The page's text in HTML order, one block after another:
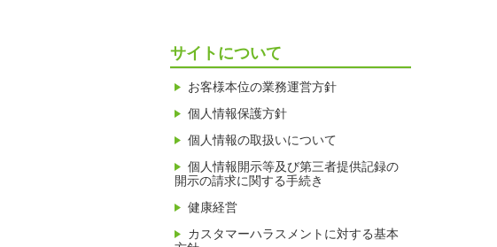
サイトについて
お客様本位の業務運営方針
個人情報保護方針
個人情報の取扱いについて
個人情報開示等及び第三者提供記録の
開示の請求に関する手続き
健康経営
カスタマーハラスメントに対する基本